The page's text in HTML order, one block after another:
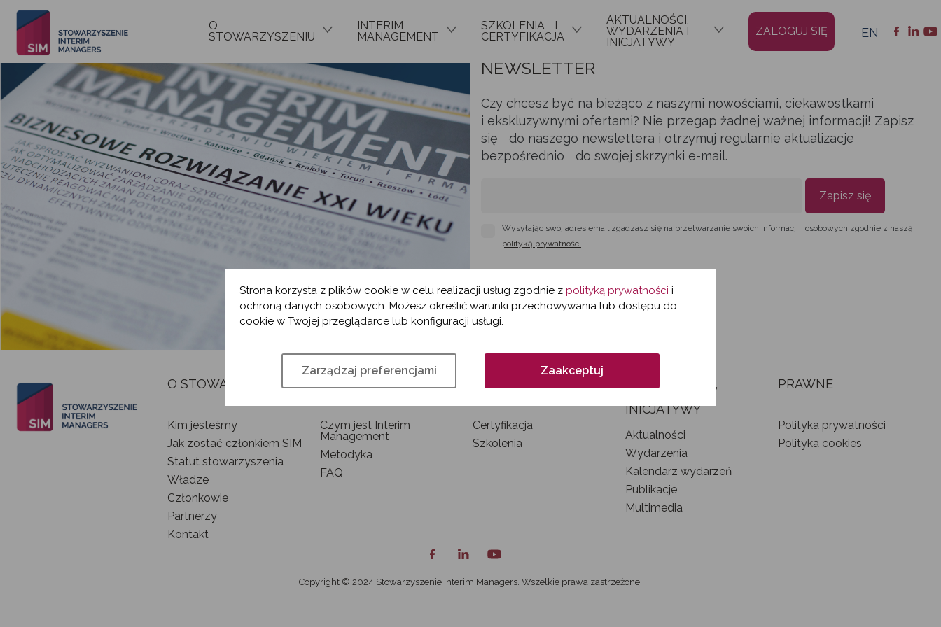
O
STOWARZYSZENIU
INTERIM
MANAGEMENT
SZKOLENIA I
CERTYFIKACJA
AKTUALNOŚCI,
WYDARZENIA I
INICJATYWY
ZALOGUJ SIĘ EN
NEWSLETTER
Czy chcesz być na bieżąco z naszymi nowościami, ciekawostkami
i ekskluzywnymi ofertami? Nie przegap żadnej ważnej informacji! Zapisz
się do naszego newslettera i otrzymuj regularnie aktualizacje
bezpośrednio do swojej skrzynki e-mail.
Zapisz się
Wysyłając swój adres email zgadzasz się na przetwarzanie swoich informacji osobowych zgodnie z naszą
polityką prywatności.
O STOWARZYSZENIU
Kim jesteśmy
Jak zostać członkiem SIM
Statut stowarzyszenia
Władze
Członkowie
Partnerzy
Kontakt
INTERIM MANAGEMENT
Czym jest Interim
Management
Metodyka
FAQ
SZKOLENIA I
Certyfikacja
Szkolenia
AKTUALNOŚCI,
INICJATYWY
Aktualności
Wydarzenia
Kalendarz wydarzeń
Publikacje
Multimedia
PRAWNE
Polityka prywatności
Polityka cookies
Copyright © 2024 Stowarzyszenie Interim Managers. Wszelkie prawa zastrzeżone.
Strona korzysta z plików cookie w celu realizacji usług zgodnie z polityką prywatności i
ochroną danych osobowych. Możesz określić warunki przechowywania lub dostępu do
cookie w Twojej przeglądarce lub konfiguracji usługi.
Zarządzaj preferencjami Zaakceptuj